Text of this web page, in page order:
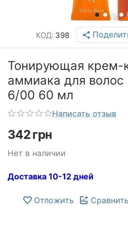
КОД: 398
Тонирующая крем-
аммиака для волос
6/00 60 мл
Написать отзыв
342грн
Нет в наличии
Доставка 10-12 дней
Отложить Сравнить